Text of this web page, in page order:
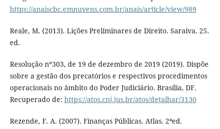
https://anaiscbc.emnuvens.com.br/anais/article/view/989
Reale, M. (2013). Lições Preliminares de Direito. Saraiva. 25.
ed.
Resolução nº303, de 19 de dezembro de 2019 (2019). Dispõe
sobre a gestão dos precatórios e respectivos procedimentos
operacionais no âmbito do Poder Judiciário. Brasília, DF.
Recuperado de: https://atos.cnj.jus.br/atos/detalhar/3130
Rezende, F. A. (2007). Finanças Públicas. Atlas. 2ªed.